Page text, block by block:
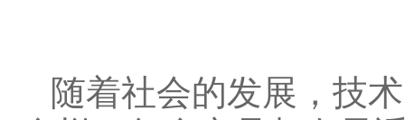
随着社会的发展，技